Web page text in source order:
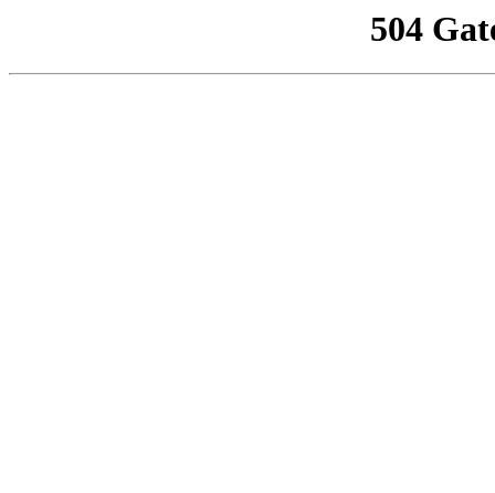
504